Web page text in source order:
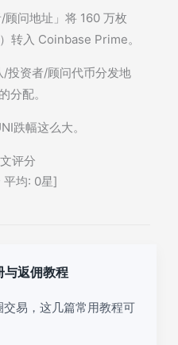
问地址」将 160 万枚
转入 Coinbase Prime。
投资者/顾问代币分发地
分配。
跌幅这么大。
评分
平均: 0星]
与返佣教程
易，这几篇常用教程可